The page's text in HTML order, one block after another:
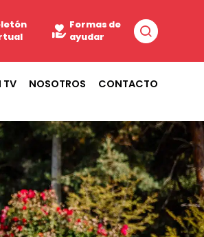
Formas de
ayudar
TV NOSOTROS CONTACTO